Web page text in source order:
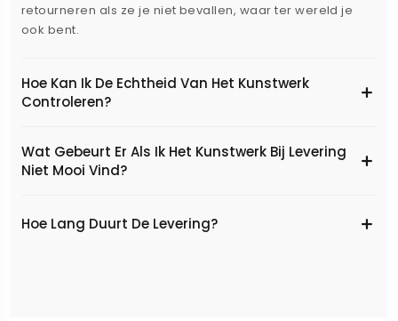
retourneren als ze je niet bevallen, waar ter wereld je
ook bent.
Hoe Kan Ik De Echtheid Van Het Kunstwerk
Controleren?
Wat Gebeurt Er Als Ik Het Kunstwerk Bij Levering
Niet Mooi Vind?
Hoe Lang Duurt De Levering?